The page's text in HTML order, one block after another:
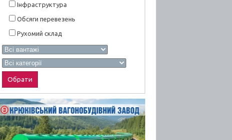
Інфраструктура
Обсяги перевезень
Рухомий склад